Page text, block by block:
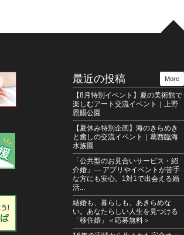
最近の投稿
【8月特別イベント】夏の美術館で
楽しむアート交流イベント｜上野
恩賜公園
【夏休み特別企画】海のきらめき
と癒しの交流イベント｜葛西臨海
水族園
「公共型のお見合いサービス・紹
介婚」― アプリやイベントが苦手
な方にも安心。1対1で出会える婚
活...
結婚も、暮らしも、あきらめな
い。あなたらしい人生を見つける
「移住婚」＜応募無料＞
More